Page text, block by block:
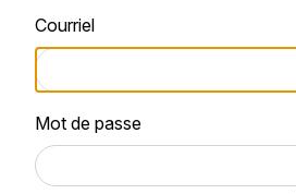
Courriel
Mot de passe